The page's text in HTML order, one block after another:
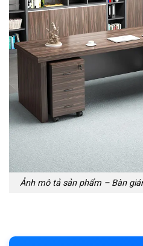
Ảnh mô tả sản phẩm – Bàn